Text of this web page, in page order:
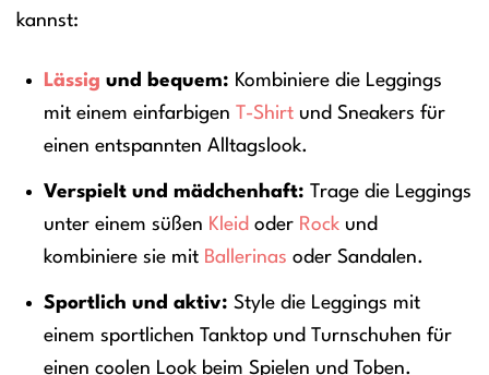
kannst:
Lässig und bequem: Kombiniere die Leggings
mit einem einfarbigen
T-Shirt und Sneakers für
einen entspannten Alltagslook.
Verspielt und mädchenhaft: Trage die Leggings
unter einem süßen Kleid oder Rock und
kombiniere sie mit Ballerinas oder Sandalen.
Sportlich und aktiv: Style die Leggings mit
einem sportlichen Tanktop und Turnschuhen für
einen coolen Look beim Spielen und Toben.